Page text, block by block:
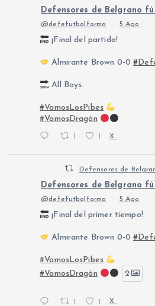
Defensores de Belgrano
@defefutbolforma · 5 Ago
¡Final del partido!
Almirante Brown 0-0
All Boys.
#VamosLosPibes
#VamosDragón
X
Defensores de
Defensores de Belgrano
@defefutbolforma · 5 Ago
¡Final del primer tiempo!
Almirante Brown 0-0
#VamosLosPibes
#VamosDragón
2
1 1 X